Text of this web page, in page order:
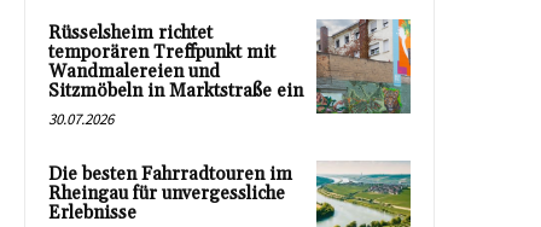
Rüsselsheim richtet
temporären Treffpunkt mit
Wandmalereien und
Sitzmöbeln in Marktstraße ein
30.07.2026
Die besten Fahrradtouren im
Rheingau für unvergessliche
Erlebnisse